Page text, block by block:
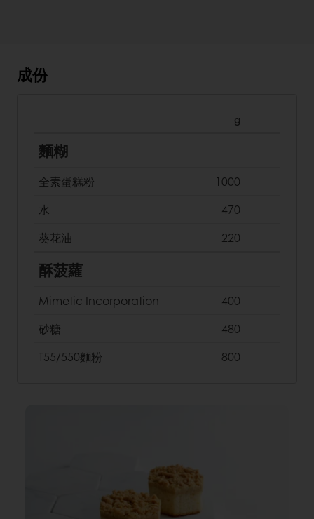
成份
g
麵糊
全素蛋糕粉
1000
水
470
葵花油
220
酥菠蘿
Mimetic Incorporation
400
砂糖
480
T55/550麵粉
800